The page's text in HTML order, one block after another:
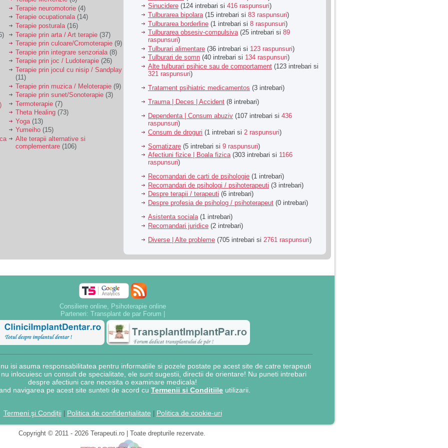
Terapie neuromotorie (4)
Terapie ocupationala(14)
Terapie posturala (16)
Terapie prin arta / Art terapie (37)
Terapie prin culoare/Cromoterapie (9)
Terapie prin integrare senzoriala (8)
Terapie prin joc / Ludoterapie (26)
Terapie prin jocul cu nisip / Sandplay
(11)
Terapie prin muzica / Meloterapie (9)
Terapie prin sunet/Sonoterapie (3)
Termoterapie (7)
Theta Healing (73)
Yoga (13)
Yumeiho (15)
Alte terapii alternative si
complementare (106)
Sinucidere (124 intrebari si 416 raspunsuri)
Tulburarea bipolara(15 intrebari si 83 raspunsuri)
Tulburarea borderline (1 intrebari si 8 raspunsuri)
Tulburarea obsesiv-compulsiva(25 intrebari si 89
raspunsuri)
Tulburari alimentare (36 intrebari si 123 raspunsuri)
Tulburari de somn (40 intrebari si 134 raspunsuri)
Alte tulburari psihice sau de comportament (123 intrebari si
321 raspunsuri)
Tratament psihiatric medicamentos (3 intrebari)
Trauma | Deces | Accident (8 intrebari)
Dependenta | Consum abuziv (107 intrebari si 436
raspunsuri)
Consum de droguri (1 intrebari si 2 raspunsuri)
Somatizare (5 intrebari si 9 raspunsuri)
Afectiuni fizice | Boala fizica(303 intrebari si 1166
raspunsuri)
Recomandari de carti de psihologie (1 intrebari)
Recomandari de psihologi / psihoterapeuti (3 intrebari)
Despre terapii / terapeuti (6 intrebari)
Despre profesia de psiholog / psihoterapeut (0 intrebari)
Asistenta sociala (1 intrebari)
Recomandari juridice (2 intrebari)
Diverse | Alte probleme (705 intrebari si 2761 raspunsuri)
Consiliere online, Psihoterapie online
Parteneri: Transplant de par Forum
isi asuma responsabilitatea pentru informatiile si pozele postate pe acest site de catre terapeuti
inlocuiesc un consult de specialitate, ele sunt sugestii, directii de orientare! Nu puneti intrebari
despre afectiuni care necesita o examinare medicala!
navigarea pe acest site sunteti de acord cu Termenii si Conditiile utilizarii.
Termeni şi Condiții| Politica de confidențialitate Politica de cookie-uri
Copyright © 2011 - 2026 Terapeuti.ro | Toate drepturile rezervate.